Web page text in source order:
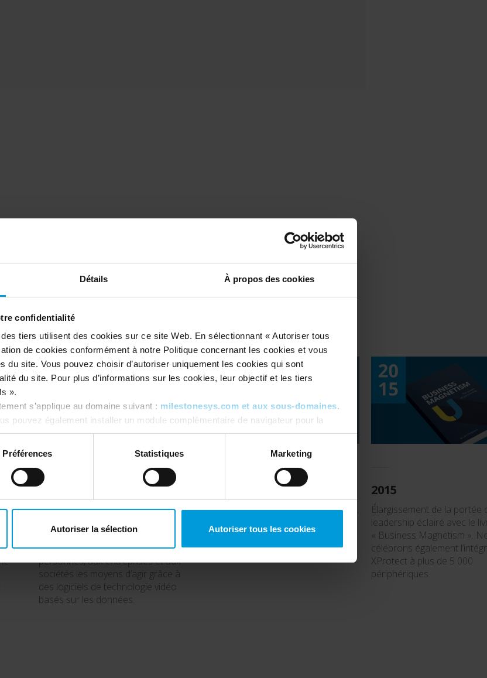
Détails À propos des cookies
confidentialité
tiers utilisent des cookies sur ce site Web. En sélectionnant « Autoriser tous
de cookies conformément à notre Politique concernant les cookies et vous
du site. Vous pouvez choisir d’autoriser uniquement les cookies qui sont
du site. Pour plus d’informations sur les cookies, leur objectif et les tiers
».
s’applique au domaine suivant : milestonesys.com et aux sous-domaines.
pouvez également installer un module complémentaire de navigateur pour la
https://tools.google.com/dlpage/gaoptout?hl=fr. Vous pouvez toujoursmodifier
Préférences Statistiques Marketing
Autoriser la sélection Autoriser tous les cookies
clairvoyance
2020
Thomas Jensen devient le nouveau
PDG de Milestone et lance, six mois
plus tard, une stratégie d’entreprise à
long terme visant à donner aux
personnes, aux entreprises et aux
sociétés les moyens d’agir grâce à
des logiciels de technologie vidéo
basés sur les données.
Co-écriture de la Copenhagen Letter,
tant qu’entreprise technologique
responsable.
2015
Élargissement de la portée
leadership éclairé avec le
« Business Magnetism ».
célébrons également
XProtect à plus de 5 000
périphériques.